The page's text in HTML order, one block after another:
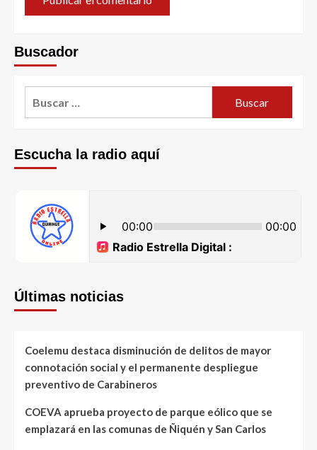
Buscador
Escucha la radio aquí
Últimas noticias
Coelemu destaca disminución de delitos de mayor
connotación social y el permanente despliegue
preventivo de Carabineros
COEVA aprueba proyecto de parque eólico que se
emplazará en las comunas de Ñiquén y San Carlos